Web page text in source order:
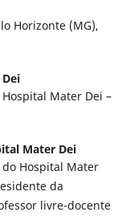
Horizonte (MG),
Mater Dei –
Mater Dei
Hospital Mater
da
livre-docente